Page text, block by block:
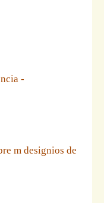
-
m designios de